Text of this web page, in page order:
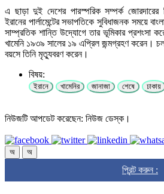
এ ছাড়া দুই দেশের পারস্পরিক সম্পর্ক
ইরানের পার্লামেন্টের সভাপতিকে সুবিধাজনক সময়ে
সাম্প্রতিক শান্তি উদ্যোগে তার ভূমিকার প্রশংসা
খামেনি ১৯৩৯ সালের ১৯ এপ্রিল জন্মগ্রহণ করেন।
বয়সে তিনি মৃত্যুবরণ করেন।
বিষয়:
ইরানে খামেনির জানাজা শেষে ঢাকায়
নিউজটি আপডেট করেছেন: নিউজ ডেস্ক।
অ অ
প্রিন্ট করুন :